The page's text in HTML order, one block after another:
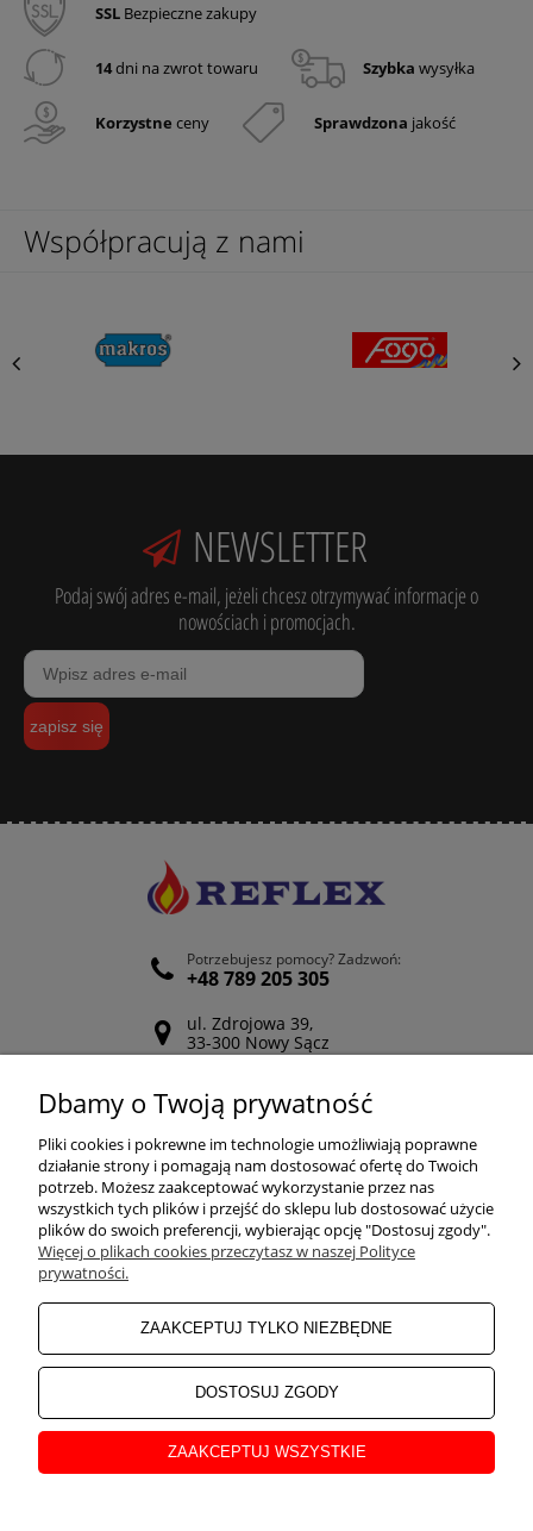
SSL Bezpieczne zakupy
14dni na zwrot towaru Szybka wysyłka
Korzystne ceny Sprawdzona jakość
Współpracują z nami
NEWSLETTER
Podaj swój adres e-mail, jeżeli chcesz otrzymywać informacje o
nowościach i promocjach.
zapisz się
Potrzebujesz pomocy? Zadzwoń:
+48 789 205 305
ul. Zdrojowa 39,
33-300 Nowy Sącz
Odwiedź nasz Facebook
POMOC
ZAKUPY
MOJE KONTO
INFORMACJE
O NAS
Dbamy o Twoją prywatność
Pliki cookies i pokrewne im technologie umożliwiają poprawne
działanie strony i pomagają nam dostosować ofertę do Twoich
potrzeb. Możesz zaakceptować wykorzystanie przez nas
wszystkich tych plików i przejść do sklepu lub dostosować użycie
plików do swoich preferencji, wybierając opcję "Dostosuj zgody".
Więcej o plikach cookies przeczytasz w naszej Polityce
prywatności.
ZAAKCEPTUJ TYLKO NIEZBĘDNE
DOSTOSUJ ZGODY
ZAAKCEPTUJ WSZYSTKIE